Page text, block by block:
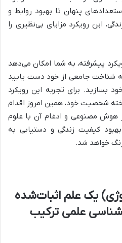
پنهان تا بهبود روابط و
این رویکرد مزایای بی‌نظیری را
پیشرفته، به شما امکان می‌دهد
شناخت جامعی از خود دست یابید
بسازید. برای تجربه این رویکرد
شخصیت خود، همین امروز اقدام
هوش مصنوعی و ادغام آن با علوم
کیفیت زندگی و دستیابی به
خواهد شد.
یک علم اثبات‌شده
علمی ترکیب